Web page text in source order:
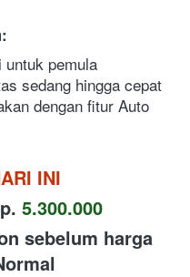
pemula
sedang hingga cepat
dengan fitur Auto
INI
5.300.000
sebelum harga